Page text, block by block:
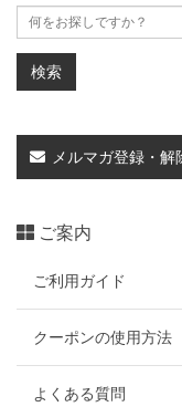
メルマガ登録・解
ご案内
ご利用ガイド
クーポンの使用方法
よくある質問